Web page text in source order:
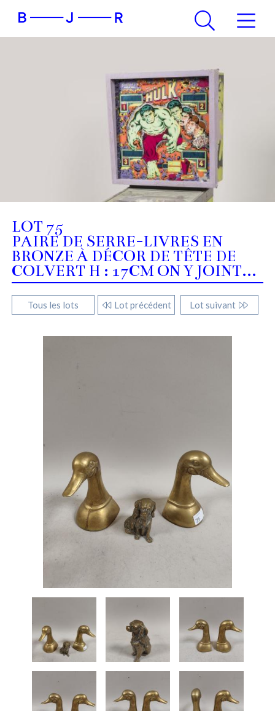
LOT 75
PAIRE DE SERRE-LIVRES EN
BRONZE À DÉCOR DE TÊTE DE
COLVERT H : 17CM ON Y JOINT...
Tous les lots Lot précédent Lot suivant